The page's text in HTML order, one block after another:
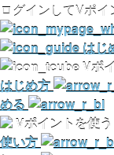
ログインしてVポ
はじ
Vポ
はじめ方
める
Vポイントを使う
使い方